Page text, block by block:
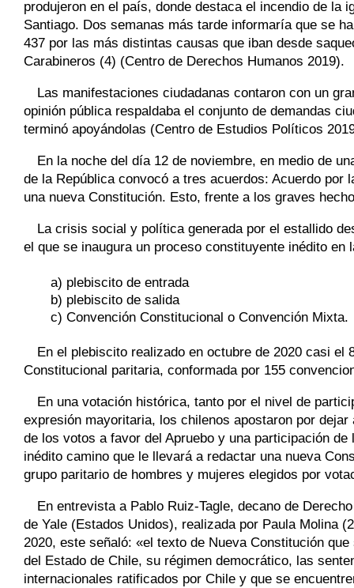
produjeron en el país, donde destaca el incendio de
Santiago. Dos semanas más tarde informaría que se
437 por las más distintas causas que iban desde
Carabineros (4) (Centro de Derechos Humanos 2019).
Las manifestaciones ciudadanas contaron con un
opinión pública respaldaba el conjunto de demandas
terminó apoyándolas (Centro de Estudios Políticos
En la noche del día 12 de noviembre, en medio de
de la República convocó a tres acuerdos: Acuerdo
una nueva Constitución. Esto, frente a los graves
La crisis social y política generada por el estallido
el que se inaugura un proceso constituyente inédito
a) plebiscito de entrada
b) plebiscito de salida
c) Convención Constitucional o Convención Mixta.
En el plebiscito realizado en octubre de 2020 casi
Constitucional paritaria, conformada por 155
En una votación histórica, tanto por el nivel de
expresión mayoritaria, los chilenos apostaron por
de los votos a favor del Apruebo y una participación
inédito camino que le llevará a redactar una nueva
grupo paritario de hombres y mujeres elegidos por
En entrevista a Pablo Ruiz-Tagle, decano de
de Yale (Estados Unidos), realizada por Paula Molina
2020, este señaló: «el texto de Nueva Constitución
del Estado de Chile, su régimen democrático, las
internacionales ratificados por Chile y que se